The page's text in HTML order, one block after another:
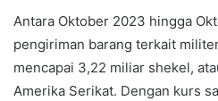
Antara Oktober 2023 hingga
pengiriman barang terkait
mencapai 3,22 miliar shekel,
Amerika Serikat. Dengan kurs